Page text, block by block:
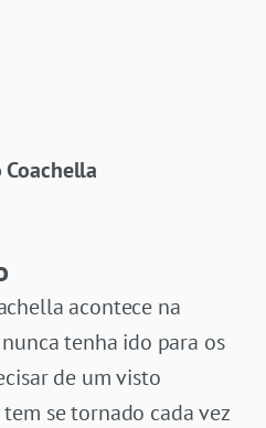
acontece na
tenha ido para os
de um visto
se tornado cada vez